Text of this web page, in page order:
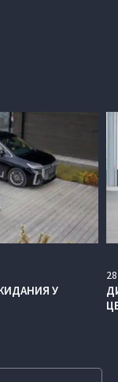
У
28